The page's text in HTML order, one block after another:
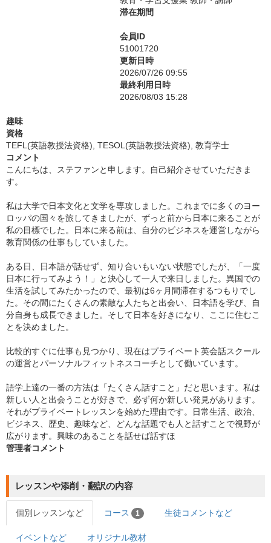
滞在期間
会員ID
51001720
更新日時
2026/07/26 09:55
最終利用日時
2026/08/03 15:28
趣味
資格
TEFL(英語教授法資格), TESOL(英語教授法資格), 教育学士
コメント
こんにちは、ステファンと申します。自己紹介させていただきま
す。
私は大学で日本文化と文学を専攻しました。これまでに多くのヨー
ロッパの国々を旅してきましたが、ずっと前から日本に来ることが
私の目標でした。日本に来る前は、自分のビジネスを運営しながら
教育関係の仕事もしていました。
ある日、日本語が話せず、知り合いもいない状態でしたが、「一度
日本に行ってみよう！」と決心して一人で来日しました。異国での
生活を試してみたかったので、最初は6ヶ月間滞在するつもりでし
た。その間にたくさんの素敵な人たちと出会い、日本語を学び、自
分自身も成長できました。そして日本を好きになり、ここに住むこ
とを決めました。
比較的すぐに仕事も見つかり、現在はプライベート英会話スクール
の運営とパーソナルフィットネスコーチとして働いています。
語学上達の一番の方法は「たくさん話すこと」だと思います。私は
新しい人と出会うことが好きで、必ず何か新しい発見があります。
それがプライベートレッスンを始めた理由です。日常生活、政治、
ビジネス、歴史、趣味など、どんな話題でも人と話すことで視野が
広がります。興味のあることを話せば話すほ
管理者コメント
レッスンや添削・翻訳の内容
個別レッスンなど コース 1 生徒コメントなど
イベントなど オリジナル教材